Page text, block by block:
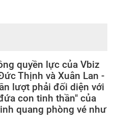
quyền lực của Vbiz
Thịnh và Xuân Lan -
lượt phải đối diện với
con tinh thần" của
quang phòng vé như